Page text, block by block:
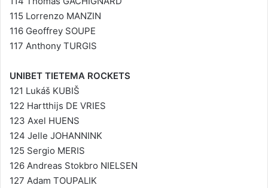
115 Lorrenzo MANZIN
116 Geoffrey SOUPE
117 Anthony TURGIS
UNIBET TIETEMA ROCKETS
121 Lukáš KUBIŠ
122 Hartthijs DE VRIES
123 Axel HUENS
124 Jelle JOHANNINK
125 Sergio MERIS
126 Andreas Stokbro NIELSEN
127 Adam TOUPALIK